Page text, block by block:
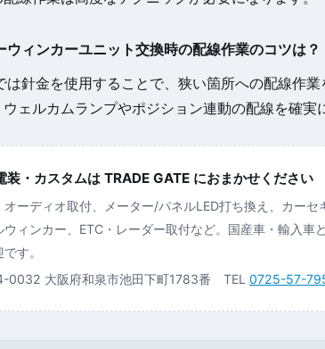
ウィンカーユニット交換時の配線作業のコツは？
は針金を使用することで、狭い箇所への配線作
ェルカムランプやポジション連動の配線を確実
装・カスタムは TRADE GATE におまかせください
オーディオ取付、メーター/パネルLED打ち換え、カー
ウィンカー、ETC・レーダー取付など。国産車・輸入車
す。
0032 大阪府和泉市池田下町1783番 TEL 0725-57-